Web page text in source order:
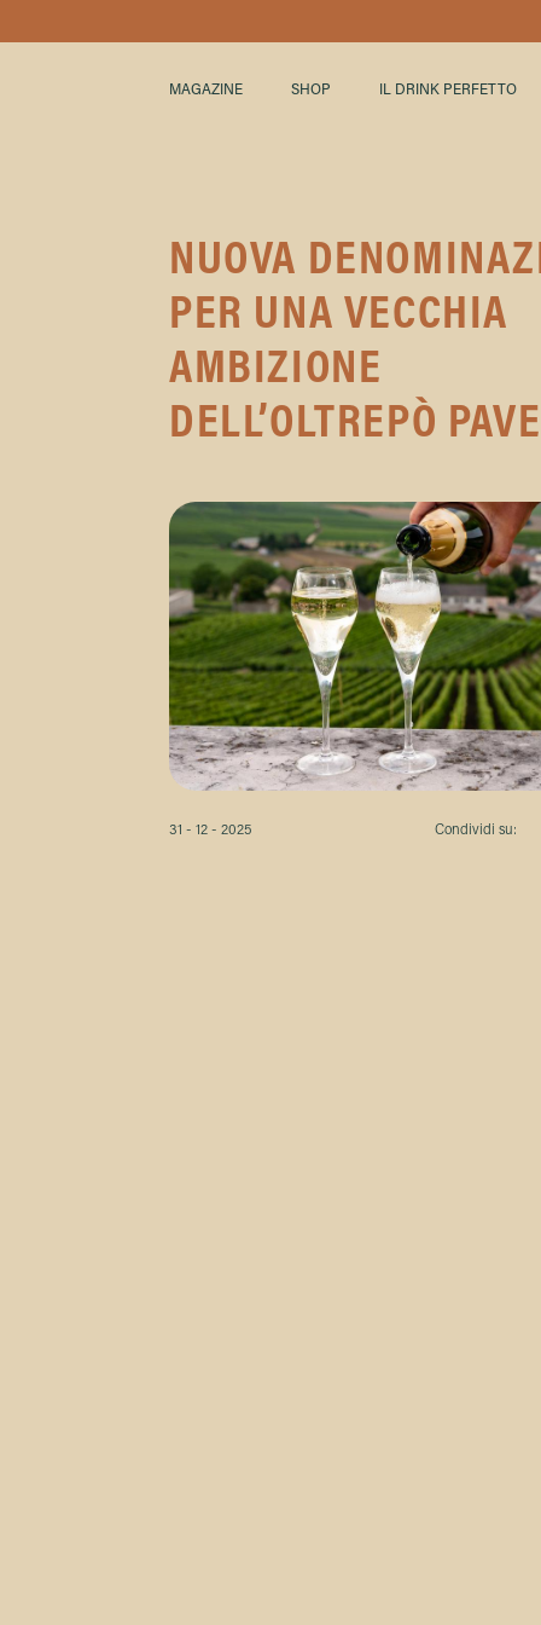
MAGAZINE SHOP IL DRINK PERFETTO
NUOVA
PER UNA VECCHIA
AMBIZIONE
DELL’OLTREPÒ
31 - 12 - 2025 Condividi su: